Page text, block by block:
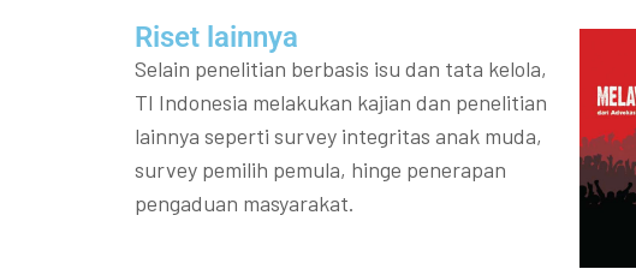
Riset lainnya​​
Selain penelitian berbasis isu dan tata kelola,
TI Indonesia melakukan kajian dan penelitian
lainnya seperti survey integritas anak muda,
survey pemilih pemula, hinge penerapan
pengaduan masyarakat.